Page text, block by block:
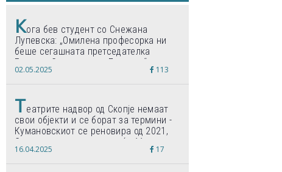
Кога бев студент со Снежана
Лупевска: „Омилена професорка ни
беше сегашната претседателка
Гордана Сиљановска-Давкова“
02.05.2025 113
Театрите надвор од Скопје немаат
свои објекти и се борат за термини -
Кумановскиот се реновира од 2021,
Струмичкиот се гради веќе 11 години
16.04.2025 17